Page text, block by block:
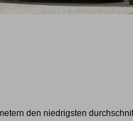
den niedrigsten